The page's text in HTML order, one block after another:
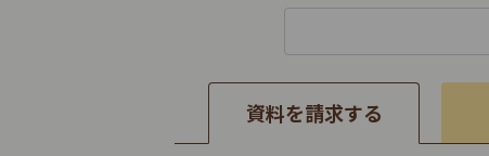
資料を請求する